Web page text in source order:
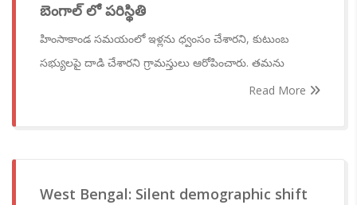
బెంగాల్ లో పరిస్థితి
హింసాకాండ సమయంలో ఇళ్లను ధ్వంసం చేశారని, కుటుంబ
సభ్యులపై దాడి చేశారని గ్రామస్తులు ఆరోపించారు. తమను
Read More
West Bengal: Silent demographic shift